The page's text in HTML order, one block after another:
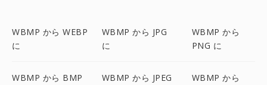
WBMP から WEBP
に
WBMP から JPG
に
WBMP から
PNG に
WBMP から BMP
WBMP から JPEG
WBMP から